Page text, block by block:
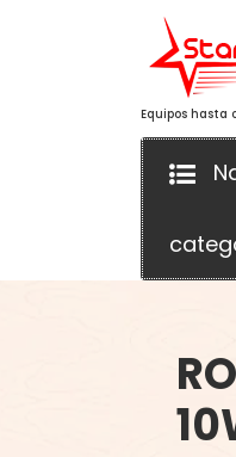
Equipos hasta